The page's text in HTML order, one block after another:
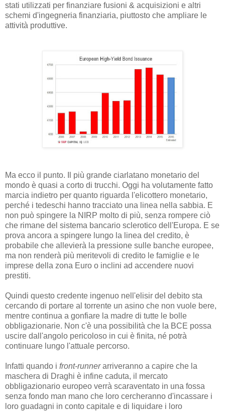
stati utilizzati per finanziare fusioni & acquisizioni e altri
schemi d'ingegneria finanziaria, piuttosto che ampliare le
attività produttive.
Ma ecco il punto. Il più grande ciarlatano monetario del
mondo è quasi a corto di trucchi. Oggi ha volutamente fatto
marcia indietro per quanto riguarda l'elicottero monetario,
perché i tedeschi hanno tracciato una linea nella sabbia. E
non può spingere la NIRP molto di più, senza rompere ciò
che rimane del sistema bancario sclerotico dell'Europa. E se
prova ancora a spingere lungo la linea del credito, è
probabile che allevierà la pressione sulle banche europee,
ma non renderà più meritevoli di credito le famiglie e le
imprese della zona Euro o inclini ad accendere nuovi
prestiti.
Quindi questo credente ingenuo nell'elisir del debito sta
cercando di portare al torrente un asino che non vuole bere,
mentre continua a gonfiare la madre di tutte le bolle
obbligazionarie. Non c'è una possibilità che la BCE possa
uscire dall'angolo pericoloso in cui è finita, né potrà
continuare lungo l'attuale percorso.
Infatti quando i front-runnerarriveranno a capire che la
maschera di Draghi è infine caduta, il mercato
obbligazionario europeo verrà scaraventato in una fossa
senza fondo man mano che loro cercheranno d'incassare i
loro guadagni in conto capitale e di liquidare i loro